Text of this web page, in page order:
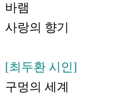
바램
사랑의 향기
[최두환 시인]
구멍의 세계